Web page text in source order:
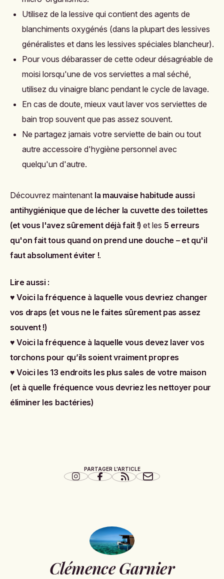
Utilisez de la lessive qui contient des agents de
blanchiments oxygénés (dans la plupart des lessives
généralistes et dans les lessives spéciales blancheur).
Pour vous débarasser de cette odeur désagréable de
moisi lorsqu'une de vos serviettes a mal séché,
utilisez du vinaigre blanc pendant le cycle de lavage.
En cas de doute, mieux vaut laver vos serviettes de
bain trop souvent que pas assez souvent.
Ne partagez jamais votre serviette de bain ou tout
autre accessoire d'hygiène personnel avec
quelqu'un d'autre.
Découvrez maintenant la mauvaise habitude aussi
antihygiénique que de lécher la cuvette des toilettes
(et vous l'avez sûrement déjà fait !) et les 5 erreurs
qu'on fait tous quand on prend une douche – et qu'il
faut absolument éviter !.
Lire aussi :
♥Voici la fréquence à laquelle vous devriez changer
vos draps (et vous ne le faites sûrement pas assez
souvent !)
♥Voici la fréquence à laquelle vous devez laver vos
torchons pour qu’ils soient vraiment propres
♥Voici les 13 endroits les plus sales de votre maison
(et à quelle fréquence vous devriez les nettoyer pour
éliminer les bactéries)
PARTAGER L'ARTICLE
Clémence Garnier